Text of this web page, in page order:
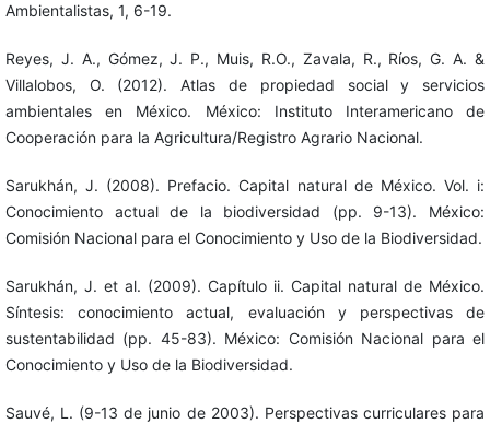
Ambientalistas, 1, 6-19.
Reyes, J. A., Gómez, J. P., Muis, R.O., Zavala, R., Ríos, G. A. &
Villalobos, O. (2012). Atlas de propiedad social y servicios
ambientales en México. México: Instituto Interamericano de
Cooperación para la Agricultura/Registro Agrario Nacional.
Sarukhán, J. (2008). Prefacio. Capital natural de México. Vol. i:
Conocimiento actual de la biodiversidad (pp. 9-13). México:
Comisión Nacional para el Conocimiento y Uso de la Biodiversidad.
Sarukhán, J. et al. (2009). Capítulo ii. Capital natural de México.
Síntesis: conocimiento actual, evaluación y perspectivas de
sustentabilidad (pp. 45-83). México: Comisión Nacional para el
Conocimiento y Uso de la Biodiversidad.
Sauvé, L. (9-13 de junio de 2003). Perspectivas curriculares para